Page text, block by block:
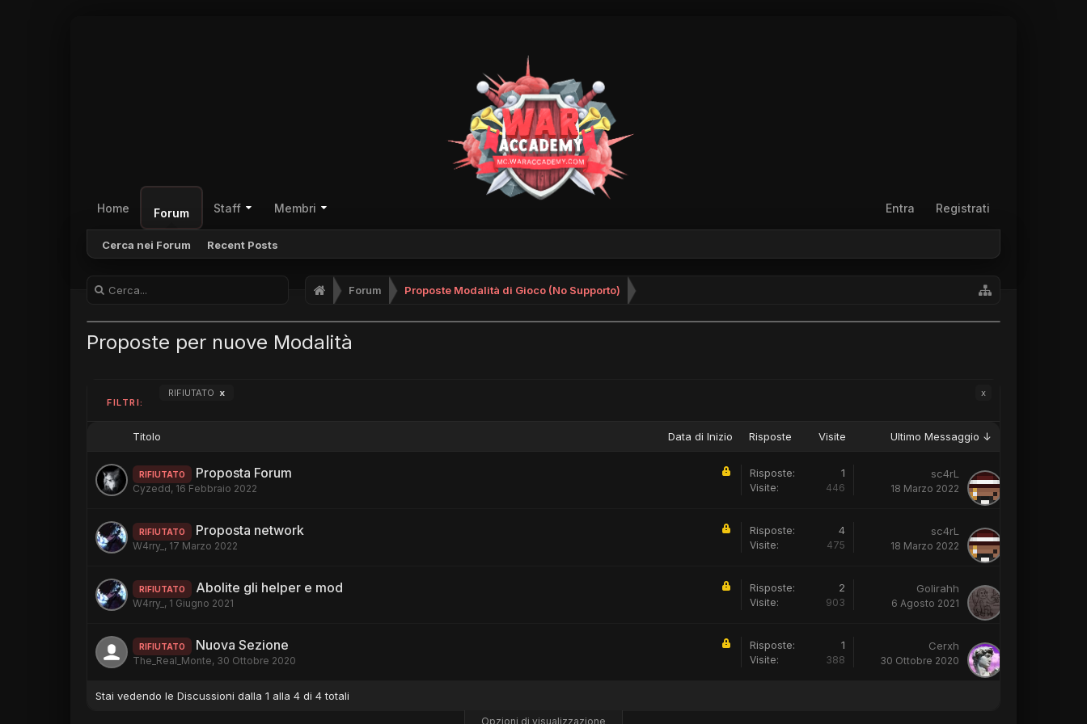
Home Forum
Cerca nei Forum Recent Posts
Staff Membri Entra Registrati
Forum Proposte Modalità di Gioco (No Supporto)
Proposte per nuove Modalità
FILTRI:
RIFIUTATO x x
Titolo Data di Inizio Risposte Visite Ultimo Messaggio ↓
RIFIUTATO Proposta Forum
Cyzedd, 16 Febbraio 2022
Risposte: 1
Visite: 446
sc4rL
18 Marzo 2022
RIFIUTATO Proposta network
W4rry_ , 17 Marzo 2022
Risposte: 4
Visite: 475
sc4rL
18 Marzo 2022
RIFIUTATO Abolite gli helper e mod
W4rry_ , 1 Giugno 2021
Risposte: 2
Visite: 903
Golirahh
6 Agosto 2021
RIFIUTATO Nuova Sezione
The_Real_Monte, 30 Ottobre 2020
Risposte: 1
Visite: 388
Cerxh
30 Ottobre 2020
Stai vedendo le Discussioni dalla 1 alla 4 di 4 totali
Opzioni di visualizzazione